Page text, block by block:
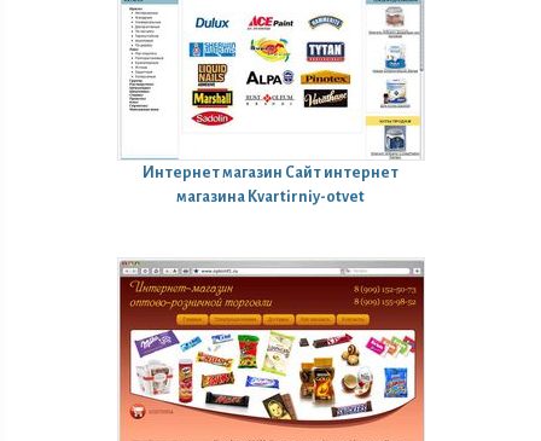
Интернет магазин Сайт интернет
магазина Kvartirniy-otvet